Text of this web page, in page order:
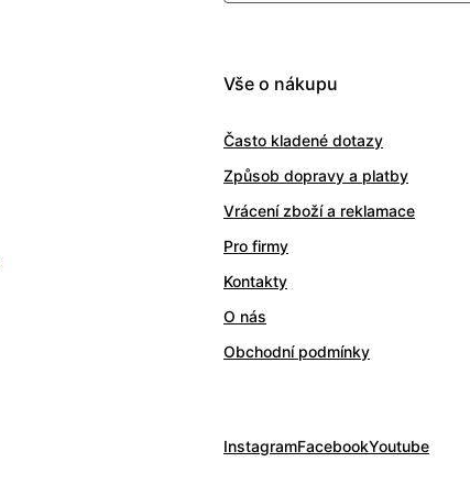
Vše o nákupu
Často kladené dotazy
Způsob dopravy a platby
Vrácení zboží a reklamace
Pro firmy
Kontakty
O nás
Obchodní podmínky
InstagramFacebookYoutube